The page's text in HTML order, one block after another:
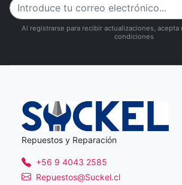
Al registrarse para recibir actualizaciones,
condiciones
Repuestos y Reparación
+56 9 4043 2585
Repuestos@Suckel.cl